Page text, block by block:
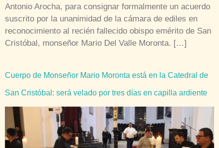
Antonio Arocha, para consignar formalmente un acuerdo
suscrito por la unanimidad de la cámara de ediles en
reconocimiento al recién fallecido obispo emérito de San
Cristóbal, monseñor Mario Del Valle Moronta. […]
Cuerpo de Monseñor Mario Moronta está en la Catedral de
San Cristóbal: será velado por tres días en capilla ardiente